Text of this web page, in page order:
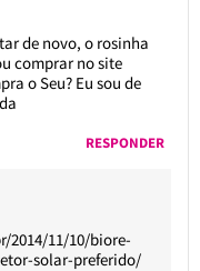
de novo, o rosinha
comprar no site
o Seu? Eu sou de
RESPONDER
11/10/biore-
solar-preferido/